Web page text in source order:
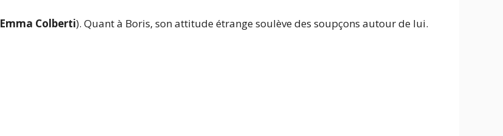
Emma Colberti). Quant à Boris, son attitude étrange soulève des soupçons autour de lui.